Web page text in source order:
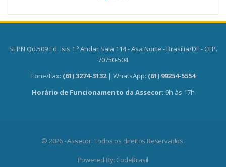
SEPN Qd.509 Ed. Isis 1.º Andar Sala 114 - Asa Norte - Brasília/DF - CEP.
70750-504
Fone/Fax: (61) 3274-3132 | WhatsApp: (61) 99254-5554
Horário de Funcionamento da Assecor: 9h às 17h
© 2026 - Assecor. Todos os direitos Reservados.
Powered By: CodeBrasil